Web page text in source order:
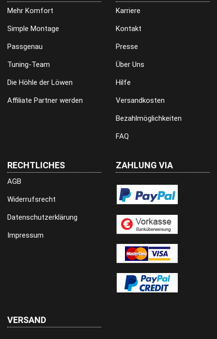
Mehr Komfort
Simple Montage
Passgenau
Tuning-Team
Die Höhle der Löwen
Affiliate Partner werden
Karriere
Kontakt
Presse
Über Uns
Hilfe
Versandkosten
Bezahlmöglichkeiten
FAQ
RECHTLICHES
AGB
Widerrufsrecht
Datenschutzerklärung
Impressum
ZAHLUNG VIA
VERSAND